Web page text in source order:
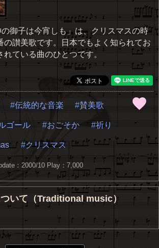
御子は今宵しも」は、クリスマスの時
の讃美歌です。日本でもよく知られてお
れている曲のひとつです。
伝統的な音楽 賛美歌
ゴール おごそか 祈り
クリスマス
：2000/10 Play：7,000
いて（Traditional music）